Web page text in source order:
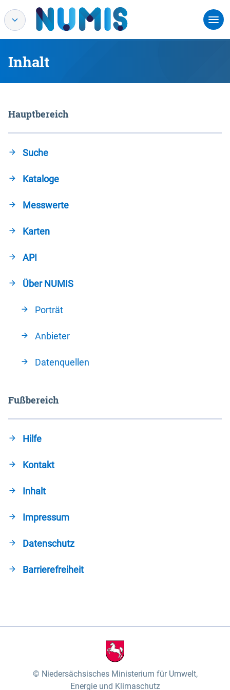
Inhalt
Hauptbereich
Suche
Kataloge
Messwerte
Karten
API
Über NUMIS
Porträt
Anbieter
Datenquellen
Fußbereich
Hilfe
Kontakt
Inhalt
Impressum
Datenschutz
Barrierefreiheit
Niedersächsisches Ministerium für Umwelt,
Energie und Klimaschutz